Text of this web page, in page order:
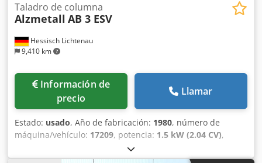
Hessisch Lichtenau
9,410 km
Taladro de columna
Alzmetall AB 3 ESV
Información de
precio
Llamar
Estado: usado, Año de fabricación: 1980, número de
máquina/vehículo: 17209, potencia: 1.5 kW (2.04 CV),
, frecuencia de entrada:
montaje del husillo:MK 3, tipo de ajuste de altura: